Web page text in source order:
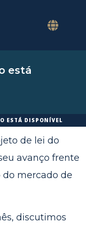
está
ESTÁ DISPONÍVEL
de lei do
avanço frente
do mercado de
discutimos